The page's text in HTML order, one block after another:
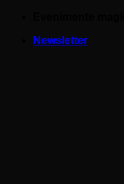
contentNewsletter